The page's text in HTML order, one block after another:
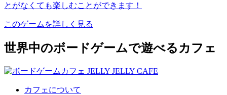
とがなくても楽しむことができます！
このゲームを詳しく見る
世界中のボードゲームで遊べるカフェ
カフェについて